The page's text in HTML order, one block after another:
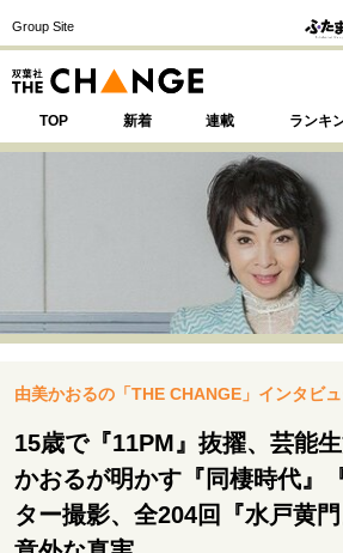
Group Site
TOP 新着 連載 ランキ
注目の記事テーマで探す
運命を変えた出会い 決断の裏側
表現者の葛藤
人生が動いた日
キャリア・働き方
由美かおるの「THE CHANGE」インタビ
15歳で『11PM』抜擢、芸能
かおるが明かす『同棲時代』
ター撮影、全204回『水戸黄